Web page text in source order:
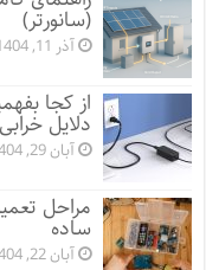
(سانورتر)
آذر 11, 1404
از کجا
دلایل
آبان 29, 1404
مراحل
ساده
آبان 22, 1404